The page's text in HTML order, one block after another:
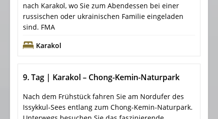
nach Karakol, wo Sie zum Abendessen bei einer
russischen oder ukrainischen Familie eingeladen
sind. FMA
Karakol
9. Tag | Karakol – Chong-Kemin-Naturpark
Nach dem Frühstück fahren Sie am Nordufer des
Issykkul-Sees entlang zum Chong-Kemin-Naturpark.